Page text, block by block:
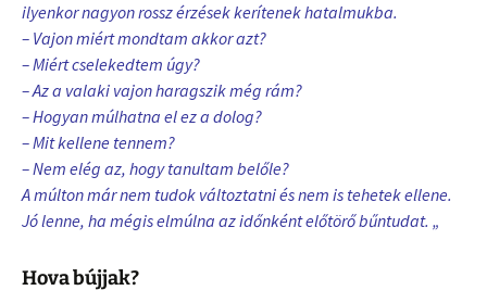
ilyenkor nagyon rossz érzések kerítenek hatalmukba.
– Vajon miért mondtam akkor azt?
– Miért cselekedtem úgy?
– Az a valaki vajon haragszik még rám?
– Hogyan múlhatna el ez a dolog?
– Mit kellene tennem?
– Nem elég az, hogy tanultam belőle?
A múlton már nem tudok változtatni és nem is tehetek ellene.
Jó lenne, ha mégis elmúlna az időnként előtörő bűntudat. „
Hova bújjak?